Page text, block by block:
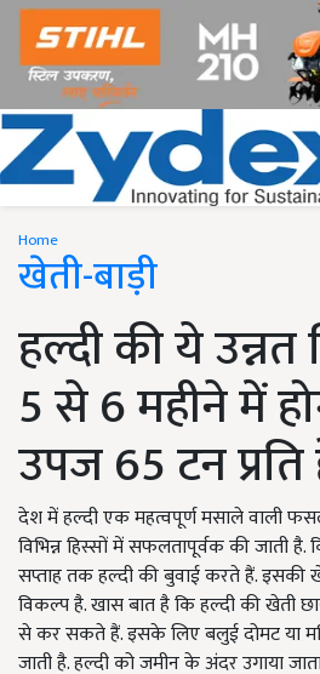
Home
खेती-बाड़ी
हल्दी की ये उन्नत
5 से 6 महीने में
उपज 65 टन
देश में हल्दी एक महत्वपूर्ण मसाले वाली
विभिन्न हिस्सों में सफलतापूर्वक की जाती
सप्ताह तक हल्दी की बुवाई करते हैं. इसकी
विकल्प है. खास बात है कि हल्दी की खेती
से कर सकते हैं. इसके लिए बलुई दोमट या
जाती है. हल्दी को जमीन के अंदर उगाया